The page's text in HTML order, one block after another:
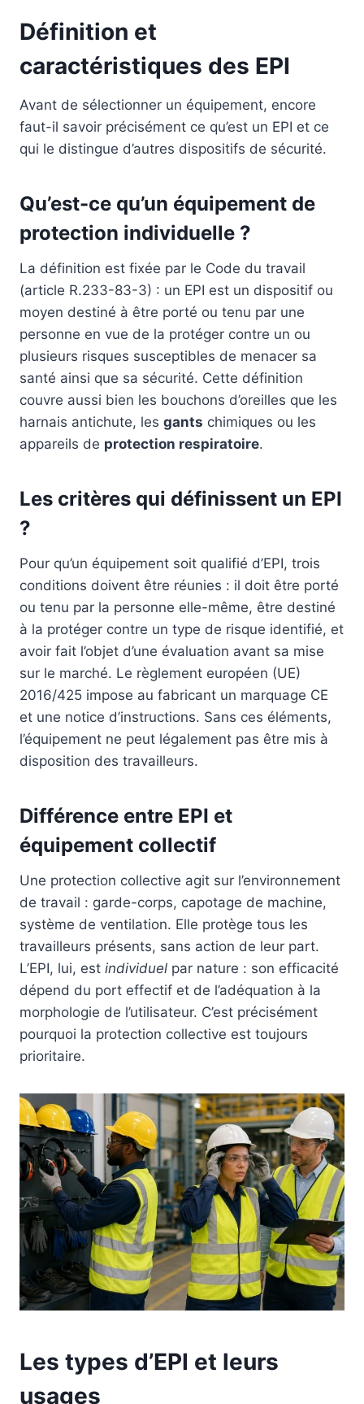
Définition et
caractéristiques des EPI
Avant de sélectionner un équipement, encore
faut-il savoir précisément ce qu’est un EPI et ce
qui le distingue d’autres dispositifs de sécurité.
Qu’est-ce qu’un équipement de
protection individuelle ?
La définition est fixée par le Code du travail
(article R.233-83-3) : un EPI est un dispositif ou
moyen destiné à être porté ou tenu par une
personne en vue de la protéger contre un ou
plusieurs risques susceptibles de menacer sa
santé ainsi que sa sécurité. Cette définition
couvre aussi bien les bouchons d’oreilles que les
harnais antichute, les gants chimiques ou les
appareils de protection respiratoire.
Les critères qui définissent un EPI
?
Pour qu’un équipement soit qualifié d’EPI, trois
conditions doivent être réunies : il doit être porté
ou tenu par la personne elle-même, être destiné
à la protéger contre un type de risque identifié, et
avoir fait l’objet d’une évaluation avant sa mise
sur le marché. Le règlement européen (UE)
2016/425 impose au fabricant un marquage CE
et une notice d’instructions. Sans ces éléments,
l’équipement ne peut légalement pas être mis à
disposition des travailleurs.
Différence entre EPI et
équipement collectif
Une protection collective agit sur l’environnement
de travail : garde-corps, capotage de machine,
système de ventilation. Elle protège tous les
travailleurs présents, sans action de leur part.
L’EPI, lui, est individuel par nature : son efficacité
dépend du port effectif et de l’adéquation à la
morphologie de l’utilisateur. C’est précisément
pourquoi la protection collective est toujours
prioritaire.
Les types d’EPI et leurs
usages